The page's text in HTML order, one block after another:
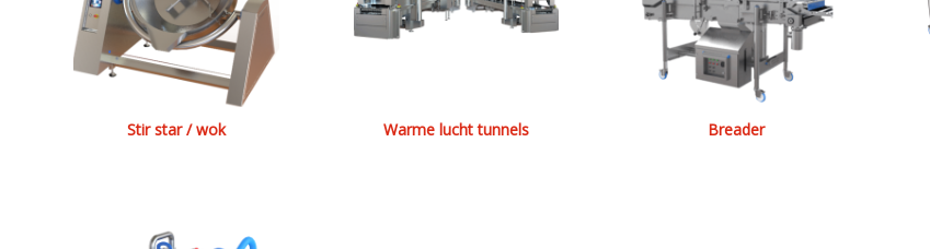
Stir star / wok Warme lucht tunnels Breader